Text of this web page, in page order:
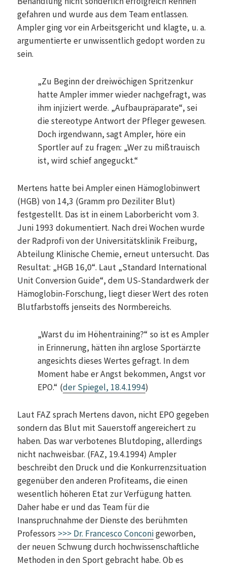
gefahren und wurde aus dem Team entlassen.
Ampler ging vor ein Arbeitsgericht und klagte, u. a.
argumentierte er unwissentlich gedopt worden zu
sein.
„Zu Beginn der dreiwöchigen Spritzenkur
hatte Ampler immer wieder nachgefragt, was
ihm injiziert werde. „Aufbaupräparate“, sei
die stereotype Antwort der Pfleger gewesen.
Doch irgendwann, sagt Ampler, höre ein
Sportler auf zu fragen: „Wer zu mißtrauisch
ist, wird schief angeguckt.“
Mertens hatte bei Ampler einen Hämoglobinwert
(HGB) von 14,3 (Gramm pro Deziliter Blut)
festgestellt. Das ist in einem Laborbericht vom 3.
Juni 1993 dokumentiert. Nach drei Wochen wurde
der Radprofi von der Universitätsklinik Freiburg,
Abteilung Klinische Chemie, erneut untersucht. Das
Resultat: „HGB 16,0“. Laut „Standard International
Unit Conversion Guide“, dem US-Standardwerk der
Hämoglobin-Forschung, liegt dieser Wert des roten
Blutfarbstoffs jenseits des Normbereichs.
„Warst du im Höhentraining?“ so ist es Ampler
in Erinnerung, hätten ihn arglose Sportärzte
angesichts dieses Wertes gefragt. In dem
Moment habe er Angst bekommen, Angst vor
EPO.“ (der Spiegel, 18.4.1994)
Laut FAZ sprach Mertens davon, nicht EPO gegeben
sondern das Blut mit Sauerstoff angereichert zu
haben. Das war verbotenes Blutdoping, allerdings
nicht nachweisbar. (FAZ, 19.4.1994) Ampler
beschreibt den Druck und die Konkurrenzsituation
gegenüber den anderen Profiteams, die einen
wesentlich höheren Etat zur Verfügung hatten.
Daher habe er und das Team für die
Inanspruchnahme der Dienste des berühmten
Professors >>> Dr. Francesco Conconigeworben,
der neuen Schwung durch hochwissenschaftliche
Methoden in den Sport gebracht habe. Ob es